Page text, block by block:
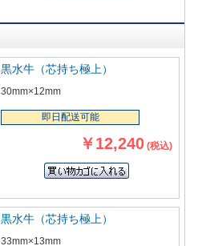
黒水牛（芯持ち極上）
30mm×12mm
即日配送可能
￥12,240 (税込)
黒水牛（芯持ち極上）
33mm×13mm